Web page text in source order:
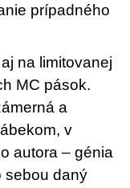
prípadného
na limitovanej
MC pások.
a
v
autora – génia
sebou daný